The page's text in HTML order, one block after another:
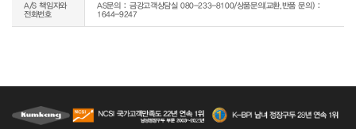
A/S 책임자와
전화번호
AS문의 : 금강고객상담실 080-233-8100/상품문의(교환,반품 문의) :
1644-9247